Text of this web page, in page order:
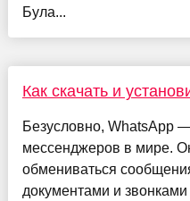
Була...
Как скачать и
Безусловно, WhatsApp
мессенджеров в мире.
обмениваться
документами и звонками